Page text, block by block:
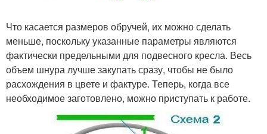
Что касается размеров обручей, их можно сделать
меньше, поскольку указанные параметры являются
фактически предельными для подвесного кресла. Весь
объем шнура лучше закупать сразу, чтобы не было
расхождения в цвете и фактуре. Теперь, когда все
необходимое заготовлено, можно приступать к работе.